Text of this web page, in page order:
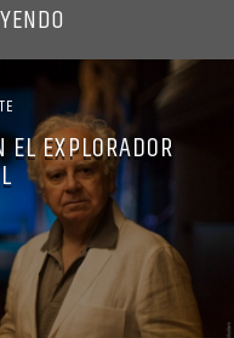
EXPLORADOR